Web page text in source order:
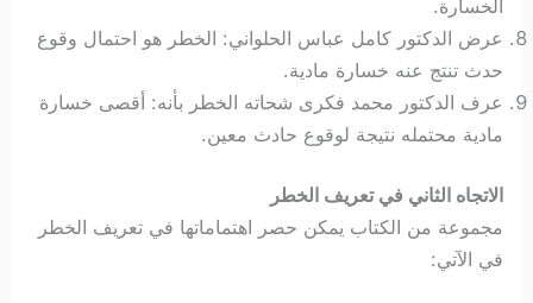
الخسارة.
عرض الدكتور كامل عباس الحلواني: الخطر هو احتمال وقوع
حدث تنتج عنه خسارة مادية.
عرف الدكتور محمد فكرى شحاته الخطر بأنه: أقصى خسارة
مادية محتمله نتيجة لوقوع حادث معين.
الاتجاه الثاني في تعريف الخطر
مجموعة من الكتاب يمكن حصر اهتماماتها في تعريف الخطر
في الآتي: